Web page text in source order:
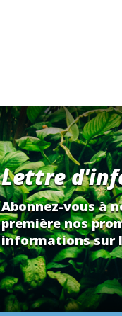
Lettre
Abonnez-vous à
première nos
informations sur